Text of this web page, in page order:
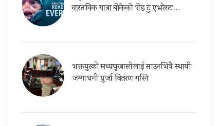
वास्तविक यात्रा बोकेको ‘रोड टु एभरेस्ट’…
भक्तपुरको मध्यपुरबासीलाई साउनभित्रै स्थायी
जग्गाधनी पुर्जा वितरण गरिने